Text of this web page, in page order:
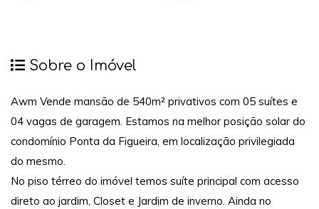
Sobre o Imóvel
Awm Vende mansão de 540m² privativos com 05 suítes e
04 vagas de garagem. Estamos na melhor posição solar do
condomínio Ponta da Figueira, em localização privilegiada
do mesmo.
No piso térreo do imóvel temos suíte principal com acesso
direto ao jardim, Closet e Jardim de inverno. Ainda no